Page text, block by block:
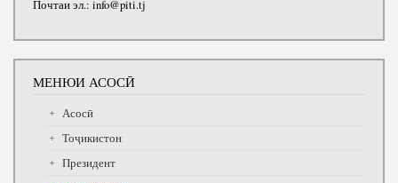
Почтаи эл.: info@piti.tj
МЕНЮИ АСОСӢ
Асосӣ
Тоҷикистон
Президент